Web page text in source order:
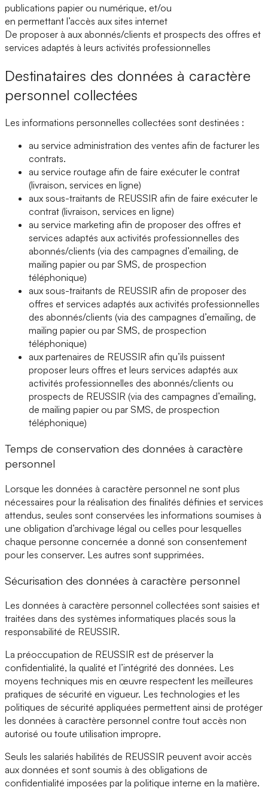
publications papier ou numérique, et/ou
en permettant l’accès aux sites internet
De proposer à aux abonnés/clients et prospects des offres et
services adaptés à leurs activités professionnelles
Destinataires des données à caractère
personnel collectées
Les informations personnelles collectées sont destinées :
au service administration des ventes afin de facturer les
contrats.
au service routage afin de faire exécuter le contrat
(livraison, services en ligne)
aux sous-traitants de REUSSIR afin de faire exécuter le
contrat (livraison, services en ligne)
au service marketing afin de proposer des offres et
services adaptés aux activités professionnelles des
abonnés/clients (via des campagnes d’emailing, de
mailing papier ou par SMS, de prospection
téléphonique)
aux sous-traitants de REUSSIR afin de proposer des
offres et services adaptés aux activités professionnelles
des abonnés/clients (via des campagnes d’emailing, de
mailing papier ou par SMS, de prospection
téléphonique)
aux partenaires de REUSSIR afin qu’ils puissent
proposer leurs offres et leurs services adaptés aux
activités professionnelles des abonnés/clients ou
prospects de REUSSIR (via des campagnes d’emailing,
de mailing papier ou par SMS, de prospection
téléphonique)
Temps de conservation des données à caractère
personnel
Lorsque les données à caractère personnel ne sont plus
nécessaires pour la réalisation des finalités définies et services
attendus, seules sont conservées les informations soumises à
une obligation d’archivage légal ou celles pour lesquelles
chaque personne concernée a donné son consentement
pour les conserver. Les autres sont supprimées.
Sécurisation des données à caractère personnel
Les données à caractère personnel collectées sont saisies et
traitées dans des systèmes informatiques placés sous la
responsabilité de REUSSIR.
La préoccupation de REUSSIR est de préserver la
confidentialité, la qualité et l’intégrité des données. Les
moyens techniques mis en œuvre respectent les meilleures
pratiques de sécurité en vigueur. Les technologies et les
politiques de sécurité appliquées permettent ainsi de protéger
les données à caractère personnel contre tout accès non
autorisé ou toute utilisation impropre.
Seuls les salariés habilités de REUSSIR peuvent avoir accès
aux données et sont soumis à des obligations de
confidentialité imposées par la politique interne en la matière.